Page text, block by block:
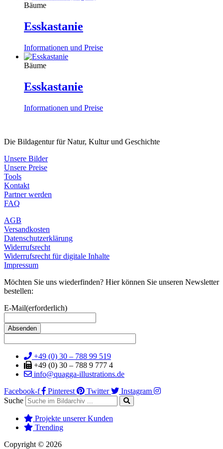
Bäume
Esskastanie
Informationen und Preise
Bäume
Esskastanie
Informationen und Preise
Die Bildagentur für Natur, Kultur und Geschichte
Unsere Bilder
Unsere Preise
Tools
Kontakt
Partner werden
FAQ
AGB
Versandkosten
Datenschutzerklärung
Widerrufsrecht
Widerrufsrecht für digitale Inhalte
Impressum
Möchten Sie uns wiederfinden? Hier können Sie unseren Newsletter
bestellen:
E-Mail(erforderlich)
+49 (0) 30 – 788 99 519
+49 (0) 30 – 788 9 777 4
info@quagga-illustrations.de
Facebook-f
Pinterest Twitter
Instagram
Suche
Projekte unserer Kunden
Trending
Copyright © 2026